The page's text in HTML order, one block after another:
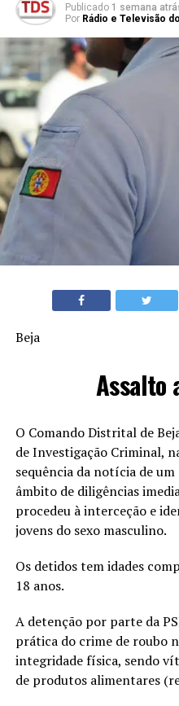
Publicado 1 semana
Por Rádio e Televisão
Beja
Assalto
O Comando Distrital de
de Investigação Criminal,
sequência da notícia de
âmbito de diligências
procedeu à interceção e
jovens do sexo masculino.
Os detidos tem idades
18 anos.
A detenção por parte da
prática do crime de roubo
integridade física, sendo
de produtos alimentares